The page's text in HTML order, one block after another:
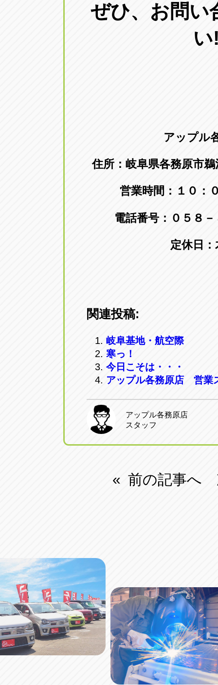
ぜひ、お問い
アップル
住所：岐阜県各務原市
営業時間：１０：
電話番号：０５８
定休日
関連投稿:
岐阜基地・航空際
寒っ！
今日こそは・・・
アップル各務原店 営業
アップル各務原店
スタッフ
« 前の記事へ